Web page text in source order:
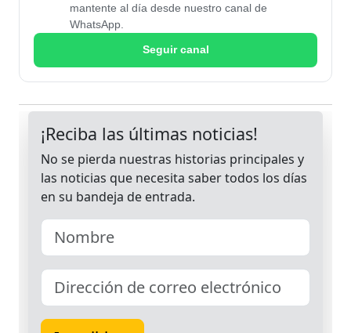
mantente al día desde nuestro canal de
WhatsApp.
Seguir canal